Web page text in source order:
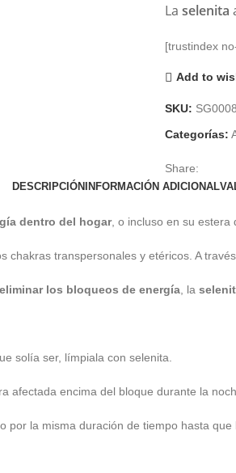
La selenita
[trustindex
Add to
SKU:
Categorías:
Share:
DESCRIPCIÓNINFORMACIÓN ADICIONAL
dentro del hogar, o incluso en su estera
chakras transpersonales y etéricos. A
eliminar los bloqueos de energía , la
solía ser, límpiala con selenita.
afectada encima del bloque durante la
la misma duración de tiempo hasta que